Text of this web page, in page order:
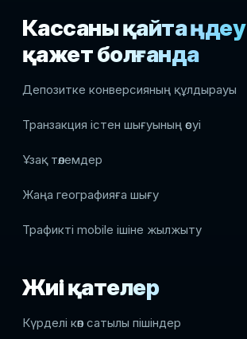
Кассаны қайта өңдеу
қажет болғанда
Депозитке конверсияның құлдырауы
Транзакция істен шығуының өсуі
Ұзақ төлемдер
Жаңа географияға шығу
Трафикті mobile ішіне жылжыту
Жиі қателер
Күрделі көп сатылы пішіндер